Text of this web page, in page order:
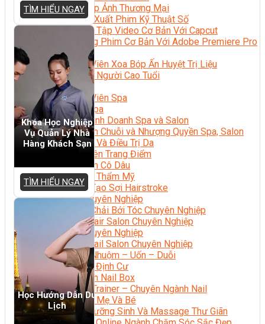
Nhiếp Ảnh Thương Mại
Sản Xuất Phim Kỹ Thuật Số
Biên Tập Video Cơ Bản Với Capcut
Dựng Phim Cơ Bản Với Adobe Premiere Pro
Sức Khỏe
Kỹ Thuật Viên Xoa Bóp Ấn Huyệt Trị Liệu
Chăm Sóc Người Cao Tuổi
Sắc Đẹp
Kỹ Thuật Viên Spa
Quản Lý Spa
Khởi Sự Kinh Doanh Spa và Salon
Kinh Doanh Chuỗi và Nhượng Quyền Spa, Salon
Chăm Sóc Và Điều Trị Da
Chuyên Viên Trang Điểm
Trang Điểm Cô Dâu
Phun Xăm Thẩm Mỹ
Kỹ Thuật Tạo Sợi Hairstroke
Barber Chuyên Nghiệp
Kỹ Thuật Chải Bới Tóc Chuyên Nghiệp
Quản Lý Hair Salon Chuyên Nghiệp
Nối Mi Chuyên Nghiệp
Quản Lý Nail Salon Chuyên Nghiệp
Kỹ Thuật Nhuộm – Uốn – Duỗi
Nail Salon Định Cư
Kinh Doanh Nail Box
Train The Trainer – Chuyên Ngành Nail
Chăm Sóc Mẹ Và Bé
Gội Đầu Dưỡng Sinh Và Massage Thư Giãn
TÌM HIỂU NGAY
Khóa Học Nghiệp
Vụ Quản Lý Nhà
Hàng Khách Sạn
TÌM HIỂU NGAY
Học Hướng Dẫn Du
Lịch